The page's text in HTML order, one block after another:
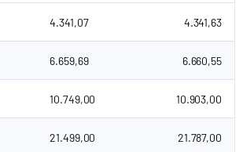
4.341,07 4.341,63
6.659,69 6.660,55
10.749,00 10.903,00
21.499,00 21.787,00